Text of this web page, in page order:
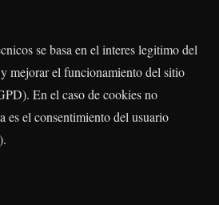
se basa en el interes legitimo del
mejorar el funcionamiento del sitio
En el caso de cookies no
es el consentimiento del usuario